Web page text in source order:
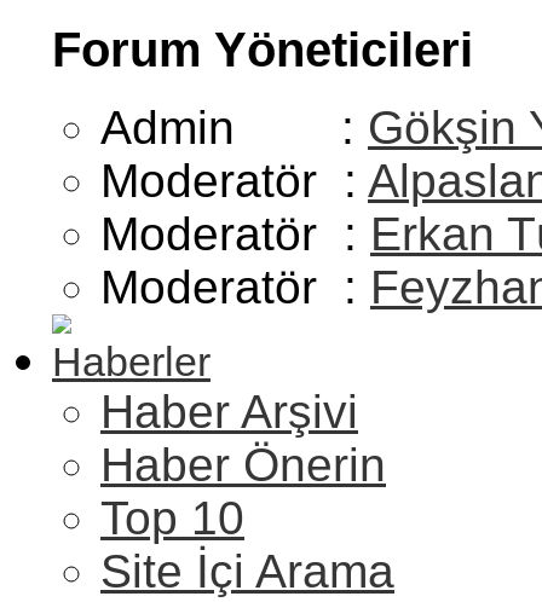
Forum Yöneticileri
Admin : Gökşin
Moderatör :
Moderatör : Erkan
Moderatör :
Haberler
Haber Arşivi
Haber Önerin
Top 10
Site İçi Arama